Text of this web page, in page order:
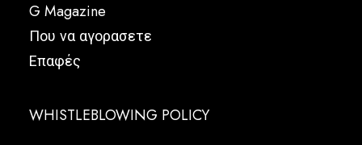
G Magazine
Που να αγορασετε
Επαφές
WHISTLEBLOWING POLICY